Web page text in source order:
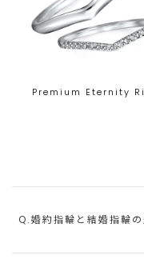
Premium Eternity
Q.婚約指輪と結婚指輪